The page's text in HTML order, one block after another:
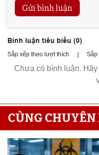
Gửi bình luận
Bình luận tiêu biểu (0)
Sắp xếp theo lượt thích Sắp
Chưa có bình luận.
CÙNG CHUYÊN